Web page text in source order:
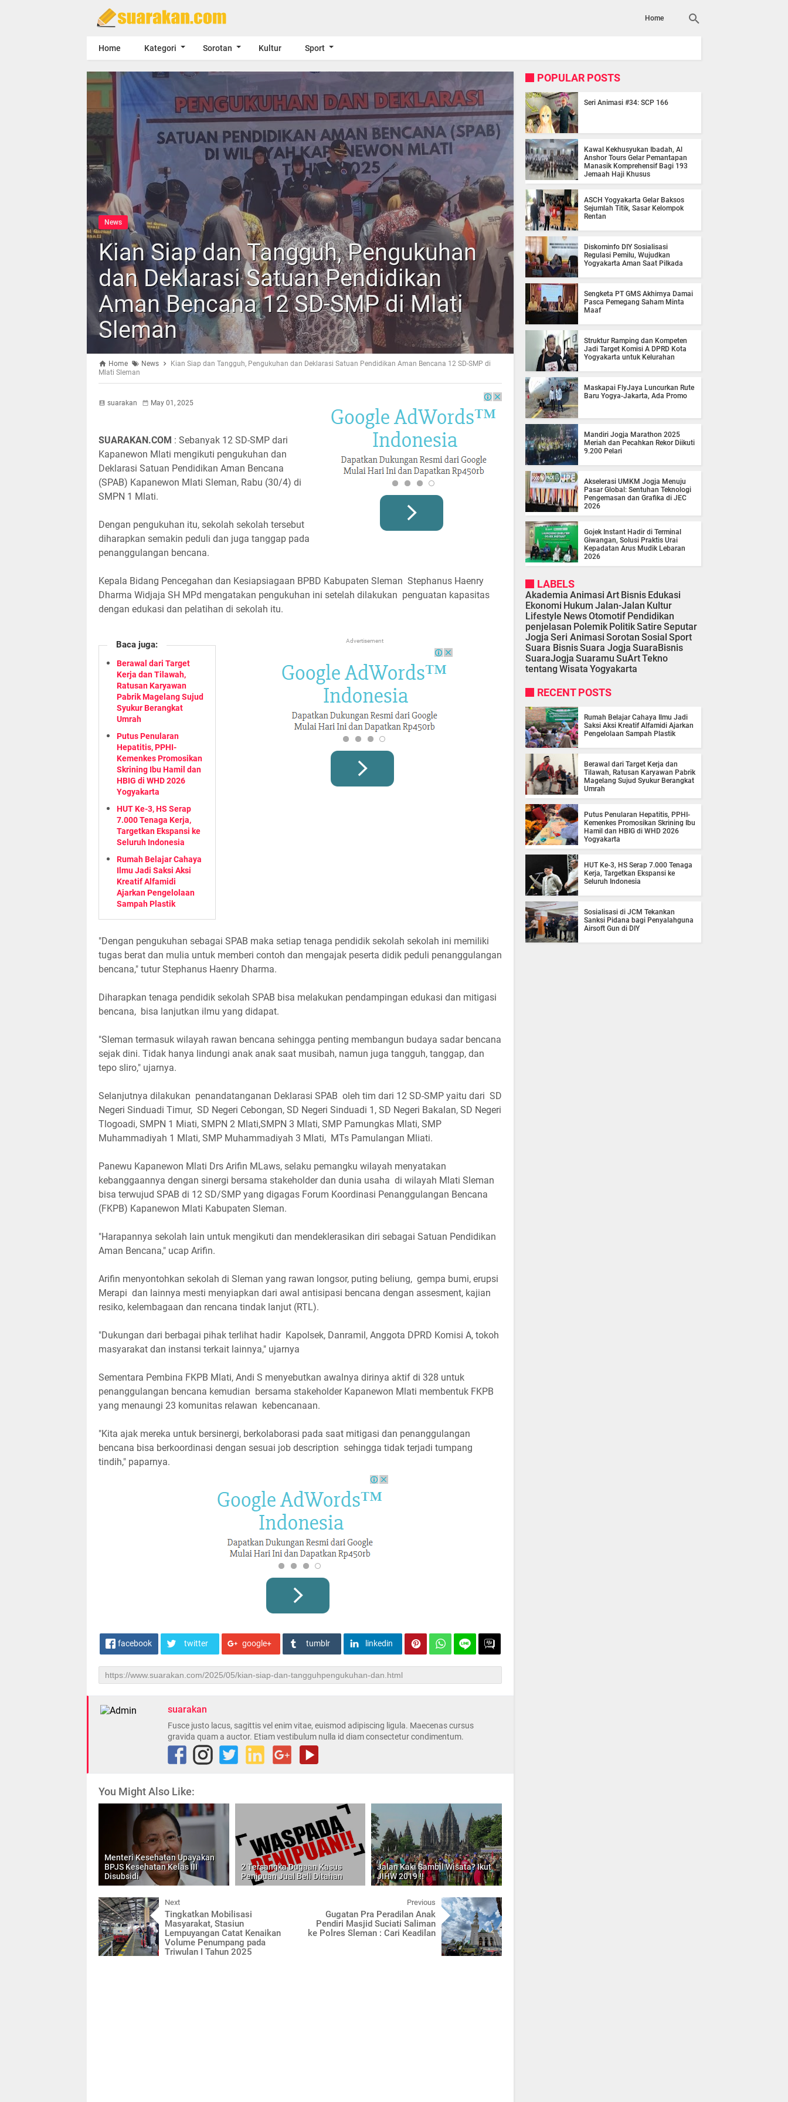
Home
Home Kategori Sorotan Kultur Sport
News
Kian Siap dan Tangguh, Pengukuhan
dan Deklarasi Satuan Pendidikan
Aman Bencana 12 SD-SMP di Mlati
Sleman
Home News
Kian Siap dan Tangguh, Pengukuhan dan Deklarasi Satuan Pendidikan Aman Bencana 12 SD-SMP di
Mlati Sleman
suarakan May 01, 2025
SUARAKAN.COM : Sebanyak 12 SD-SMP dari
Kapanewon Mlati mengikuti pengukuhan dan
Deklarasi Satuan Pendidikan Aman Bencana
(SPAB) Kapanewon Mlati Sleman, Rabu (30/4) di
SMPN 1 Mlati.
Dengan pengukuhan itu, sekolah sekolah tersebut
diharapkan semakin peduli dan juga tanggap pada
penanggulangan bencana.
Kepala Bidang Pencegahan dan Kesiapsiagaan BPBD Kabupaten Sleman Stephanus Haenry
Dharma Widjaja SH MPd mengatakan pengukuhan ini setelah dilakukan penguatan kapasitas
dengan edukasi dan pelatihan di sekolah itu.
Advertisement
Baca juga:
Berawal dari Target
Kerja dan Tilawah,
Ratusan Karyawan
Pabrik Magelang Sujud
Syukur Berangkat
Umrah
Putus Penularan
Hepatitis, PPHI-
Kemenkes Promosikan
Skrining Ibu Hamil dan
HBIG di WHD 2026
Yogyakarta
HUT Ke-3, HS Serap
7.000 Tenaga Kerja,
Targetkan Ekspansi ke
Seluruh Indonesia
Rumah Belajar Cahaya
Ilmu Jadi Saksi Aksi
Kreatif Alfamidi
Ajarkan Pengelolaan
Sampah Plastik
"Dengan pengukuhan sebagai SPAB maka setiap tenaga pendidik sekolah sekolah ini memiliki
tugas berat dan mulia untuk memberi contoh dan mengajak peserta didik peduli penanggulangan
bencana," tutur Stephanus Haenry Dharma.
Diharapkan tenaga pendidik sekolah SPAB bisa melakukan pendampingan edukasi dan mitigasi
bencana, bisa lanjutkan ilmu yang didapat.
"Sleman termasuk wilayah rawan bencana sehingga penting membangun budaya sadar bencana
sejak dini. Tidak hanya lindungi anak anak saat musibah, namun juga tangguh, tanggap, dan
tepo sliro," ujarnya.
Selanjutnya dilakukan penandatanganan Deklarasi SPAB oleh tim dari 12 SD-SMP yaitu dari SD
Negeri Sinduadi Timur, SD Negeri Cebongan, SD Negeri Sinduadi 1, SD Negeri Bakalan, SD Negeri
Tlogoadi, SMPN 1 Miati, SMPN 2 Mlati,SMPN 3 Mlati, SMP Pamungkas Mlati, SMP
Muhammadiyah 1 Mlati, SMP Muhammadiyah 3 Mlati, MTs Pamulangan Mliati.
Panewu Kapanewon Mlati Drs Arifin MLaws, selaku pemangku wilayah menyatakan
kebanggaannya dengan sinergi bersama stakeholder dan dunia usaha di wilayah Mlati Sleman
bisa terwujud SPAB di 12 SD/SMP yang digagas Forum Koordinasi Penanggulangan Bencana
(FKPB) Kapanewon Mlati Kabupaten Sleman.
"Harapannya sekolah lain untuk mengikuti dan mendeklerasikan diri sebagai Satuan Pendidikan
Aman Bencana," ucap Arifin.
Arifin menyontohkan sekolah di Sleman yang rawan longsor, puting beliung, gempa bumi, erupsi
Merapi dan lainnya mesti menyiapkan dari awal antisipasi bencana dengan assesment, kajian
resiko, kelembagaan dan rencana tindak lanjut (RTL).
"Dukungan dari berbagai pihak terlihat hadir Kapolsek, Danramil, Anggota DPRD Komisi A, tokoh
masyarakat dan instansi terkait lainnya," ujarnya
Sementara Pembina FKPB Mlati, Andi S menyebutkan awalnya dirinya aktif di 328 untuk
penanggulangan bencana kemudian bersama stakeholder Kapanewon Mlati membentuk FKPB
yang menaungi 23 komunitas relawan kebencanaan.
"Kita ajak mereka untuk bersinergi, berkolaborasi pada saat mitigasi dan penanggulangan
bencana bisa berkoordinasi dengan sesuai job description sehingga tidak terjadi tumpang
tindih," paparnya.
facebook twitter google+ tumblr linkedin
suarakan
Fusce justo lacus, sagittis vel enim vitae, euismod adipiscing ligula. Maecenas cursus
gravida quam a auctor. Etiam vestibulum nulla id diam consectetur condimentum.
You Might Also Like:
Menteri Kesehatan Upayakan
BPJS Kesehatan Kelas III
Disubsidi
2 Tersangka Dugaan Kasus
Penipuan Jual Beli Ditahan
Jalan Kaki Sambil Wisata? Ikut
JIHW 2019 !!
Next
Tingkatkan Mobilisasi
Masyarakat, Stasiun
Lempuyangan Catat Kenaikan
Volume Penumpang pada
Triwulan I Tahun 2025
Previous
Gugatan Pra Peradilan Anak
Pendiri Masjid Suciati Saliman
ke Polres Sleman : Cari Keadilan
POPULAR POSTS
Seri Animasi #34: SCP 166
Kawal Kekhusyukan Ibadah, Al
Anshor Tours Gelar Pemantapan
Manasik Komprehensif Bagi 193
Jemaah Haji Khusus
ASCH Yogyakarta Gelar Baksos
Sejumlah Titik, Sasar Kelompok
Rentan
Diskominfo DIY Sosialisasi
Regulasi Pemilu, Wujudkan
Yogyakarta Aman Saat Pilkada
Sengketa PT GMS Akhirnya Damai
Pasca Pemegang Saham Minta
Maaf
Struktur Ramping dan Kompeten
Jadi Target Komisi A DPRD Kota
Yogyakarta untuk Kelurahan
Maskapai FlyJaya Luncurkan Rute
Baru Yogya-Jakarta, Ada Promo
Mandiri Jogja Marathon 2025
Meriah dan Pecahkan Rekor Diikuti
9.200 Pelari
Akselerasi UMKM Jogja Menuju
Pasar Global: Sentuhan Teknologi
Pengemasan dan Grafika di JEC
2026
Gojek Instant Hadir di Terminal
Giwangan, Solusi Praktis Urai
Kepadatan Arus Mudik Lebaran
2026
LABELS
Akademia Animasi Art Bisnis Edukasi
Ekonomi Hukum Jalan-Jalan Kultur
Lifestyle NewsOtomotif Pendidikan
penjelasan Polemik PolitikSatire Seputar
Jogja Seri Animasi Sorotan Sosial Sport
Suara BisnisSuara Jogja SuaraBisnis
SuaraJogja Suaramu SuArtTekno
tentang Wisata Yogyakarta
RECENT POSTS
Rumah Belajar Cahaya Ilmu Jadi
Saksi Aksi Kreatif Alfamidi Ajarkan
Pengelolaan Sampah Plastik
Berawal dari Target Kerja dan
Tilawah, Ratusan Karyawan Pabrik
Magelang Sujud Syukur Berangkat
Umrah
Putus Penularan Hepatitis, PPHI-
Kemenkes Promosikan Skrining Ibu
Hamil dan HBIG di WHD 2026
Yogyakarta
HUT Ke-3, HS Serap 7.000 Tenaga
Kerja, Targetkan Ekspansi ke
Seluruh Indonesia
Sosialisasi di JCM Tekankan
Sanksi Pidana bagi Penyalahguna
Airsoft Gun di DIY